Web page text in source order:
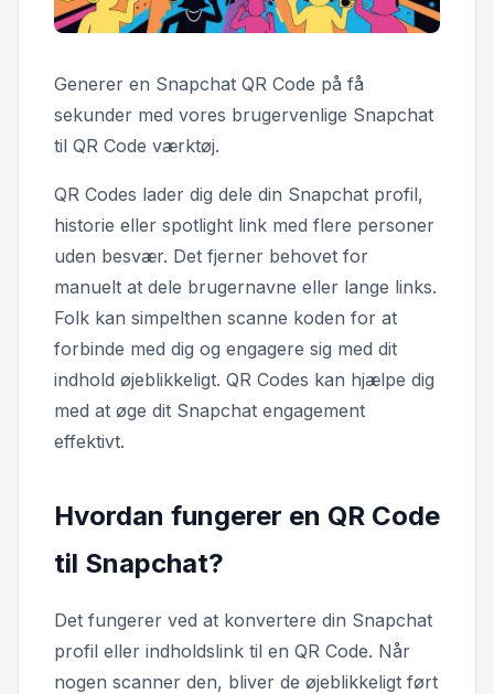
Generer en Snapchat QR Code på få
sekunder med vores brugervenlige Snapchat
til QR Code værktøj.
QR Codes lader dig dele din Snapchat profil,
historie eller spotlight link med flere personer
uden besvær. Det fjerner behovet for
manuelt at dele brugernavne eller lange links.
Folk kan simpelthen scanne koden for at
forbinde med dig og engagere sig med dit
indhold øjeblikkeligt. QR Codes kan hjælpe dig
med at øge dit Snapchat engagement
effektivt.
Hvordan fungerer en QR Code
til Snapchat?
Det fungerer ved at konvertere din Snapchat
profil eller indholdslink til en QR Code. Når
nogen scanner den, bliver de øjeblikkeligt ført